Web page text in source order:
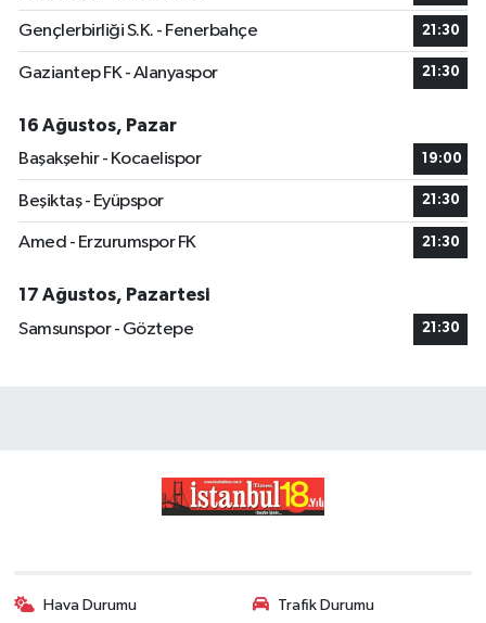
Gençlerbirliği S.K. - Fenerbahçe 21:30
Gaziantep FK - Alanyaspor 21:30
16 Ağustos, Pazar
Başakşehir - Kocaelispor
19:00
Beşiktaş - Eyüpspor 21:30
Amed - Erzurumspor FK 21:30
17 Ağustos, Pazartesi
Samsunspor - Göztepe
21:30
Hava Durumu Trafik Durumu